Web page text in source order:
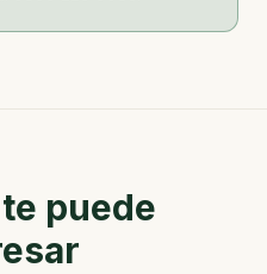
puede